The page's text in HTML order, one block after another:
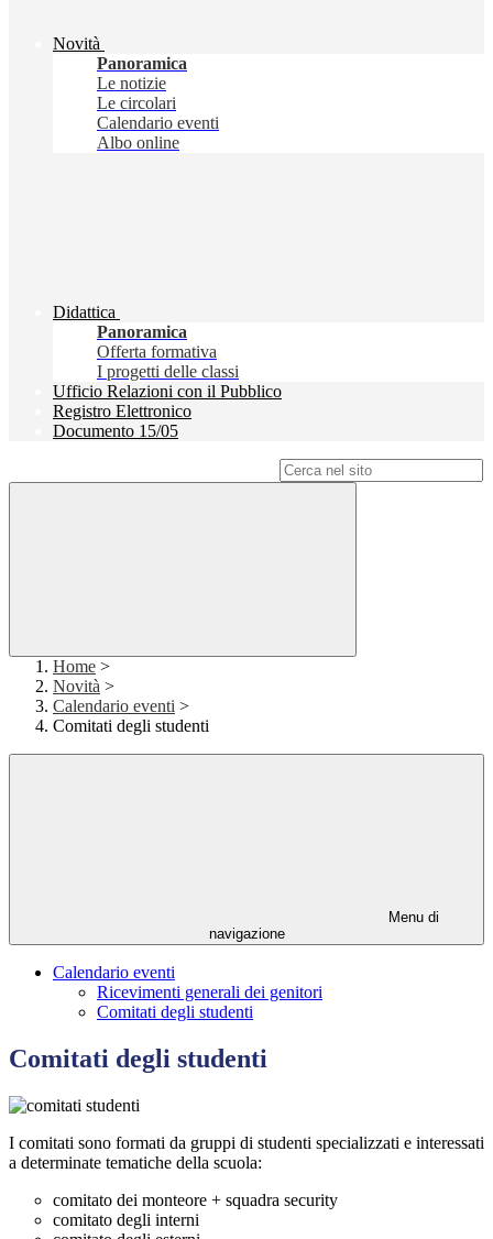
Novità
Panoramica
Le notizie
Le circolari
Calendario eventi
Albo online
Didattica
Panoramica
Offerta formativa
I progetti delle classi
Ufficio Relazioni con il Pubblico
Registro Elettronico
Documento 15/05
Home >
Novità >
Calendario eventi >
Comitati degli studenti
Menu di
navigazione
Calendario eventi
Ricevimenti generali dei genitori
Comitati degli studenti
Comitati degli studenti
I comitati sono formati da gruppi di studenti specializzati e interessati
a determinate tematiche della scuola:
comitato dei monteore + squadra security
comitato degli interni